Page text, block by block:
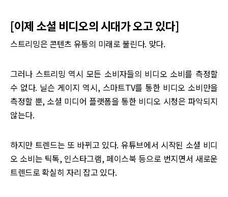
[이제 소셜 비디오의 시대가 오고 있다]
스트리밍은 콘텐츠 유통의 미래로 불린다. 맞다.
그러나 스트리밍 역시 모든 소비자들의 비디오 소비를 측정할
수 없다. 닐슨 게이지 역시, 스마트TV를 통한 비디오 소비만을
측정할 뿐, 소셜 미디어 플랫폼을 통한 비디오 시청은 파악되지
않는다.
하지만 트렌드는 또 바뀌고 있다. 유튜브에서 시작된 소셜 비디
오 소비는 틱톡, 인스타그램, 페이스북 등으로 번지면서 새로운
트렌드로 확실히 자리 잡고 있다.